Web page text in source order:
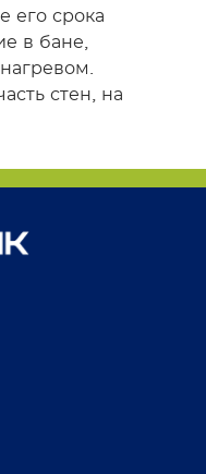
его срока
в бане,
стен, на